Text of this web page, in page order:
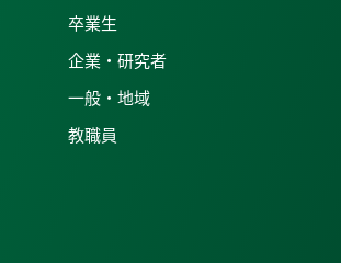
卒業生
企業・研究者
一般・地域
教職員